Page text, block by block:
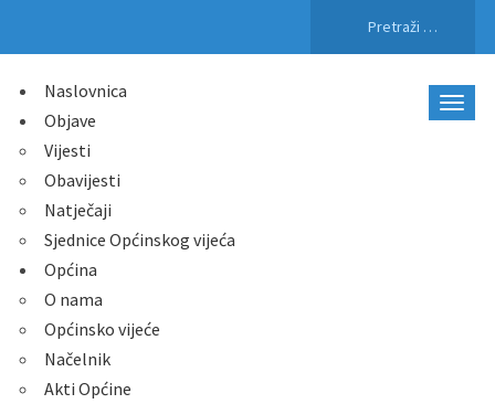
Naslovnica
Objave
Vijesti
Obavijesti
Natječaji
Sjednice Općinskog vijeća
Općina
O nama
Općinsko vijeće
Načelnik
Akti Općine